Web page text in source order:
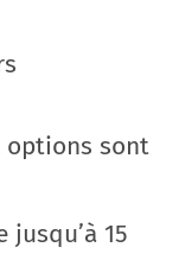
options sont
15